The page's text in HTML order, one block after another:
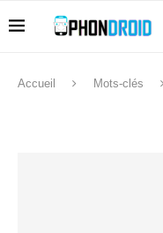
Accueil Mots-clés